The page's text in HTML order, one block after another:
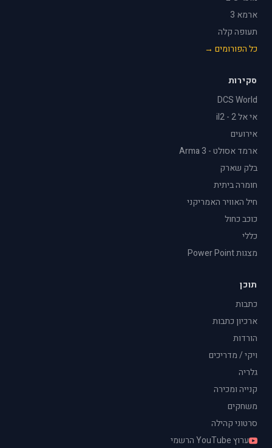
ארמא 3
תעופה קלה
כל הפורומים →
סקירות
DCS World
אי אל 2 - il2
אירועים
ארמד אסולט - Arma 3
בלק שארק
חומרה ביתית
חיל האוויר האמריקני
כוכב כחול
כללי
מצגות Power Point
תוכן
כתבות
ארכיון כתבות
הורדות
ויקי / מדריכים
גלריה
קנייה ומכירה
משחקים
סרטוני קהילה
ערוץ YouTube הרשמי